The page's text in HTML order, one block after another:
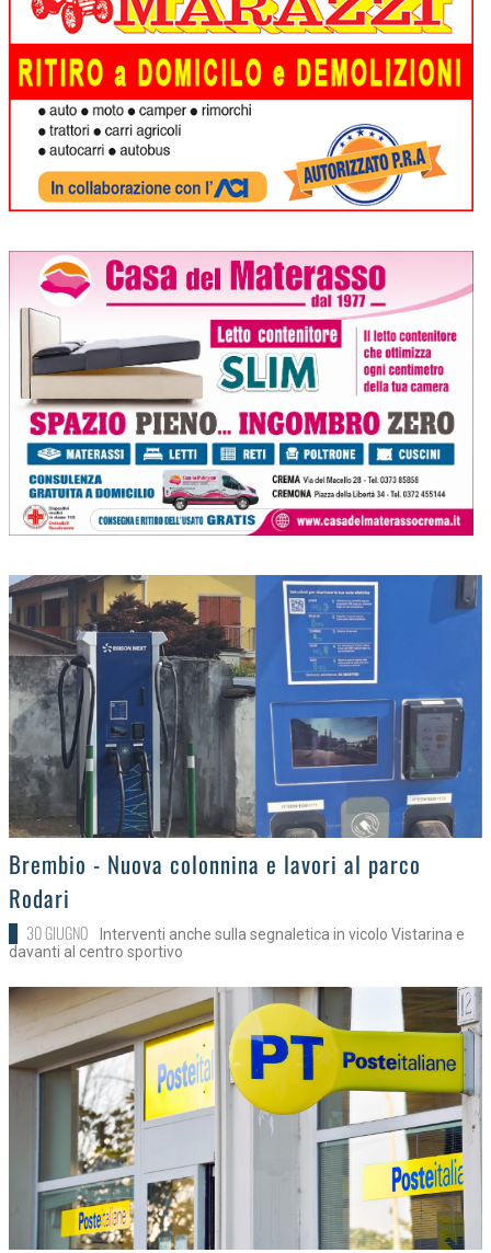
>
Brembio - Nuova colonnina e lavori al parco
Rodari
30 GIUGNO
Interventi anche sulla segnaletica in vicolo Vistarina e
davanti al centro sportivo